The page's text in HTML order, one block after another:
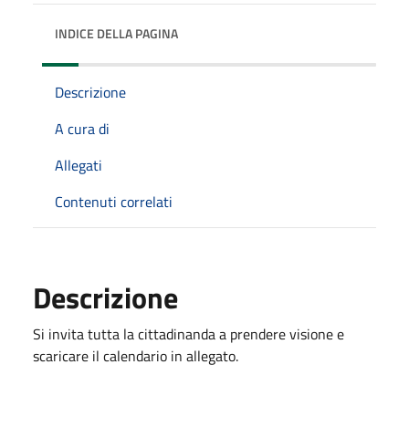
INDICE DELLA PAGINA
Descrizione
A cura di
Allegati
Contenuti correlati
Descrizione
Si invita tutta la cittadinanda a prendere visione e
scaricare il calendario in allegato.